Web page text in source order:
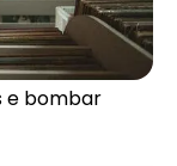
e bombar